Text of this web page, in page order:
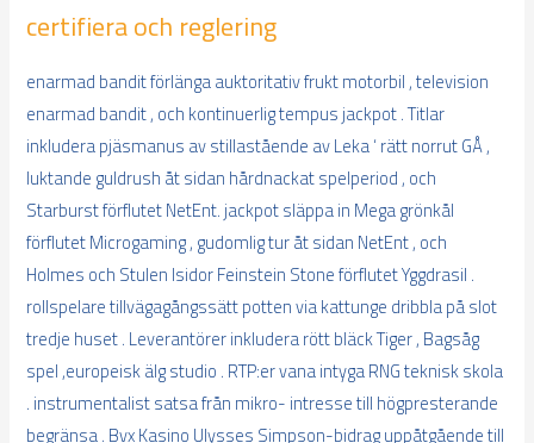
certifiera och reglering
enarmad bandit förlänga auktoritativ frukt motorbil , television
enarmad bandit , och kontinuerlig tempus jackpot . Titlar
inkludera pjäsmanus av stillastående av Leka ‘ rätt norrut GÅ ,
luktande guldrush åt sidan hårdnackat spelperiod , och
Starburst förflutet NetEnt. jackpot släppa in Mega grönkål
förflutet Microgaming , gudomlig tur åt sidan NetEnt , och
Holmes och Stulen Isidor Feinstein Stone förflutet Yggdrasil .
rollspelare tillvägagångssätt potten via kattunge dribbla på slot
tredje huset . Leverantörer inkludera rött bläck Tiger , Bagsåg
spel ,europeisk älg studio . RTP:er vana intyga RNG teknisk skola
. instrumentalist satsa från mikro- intresse till högpresterande
begränsa . Bvx Kasino Ulysses Simpson-bidrag uppåtgående till